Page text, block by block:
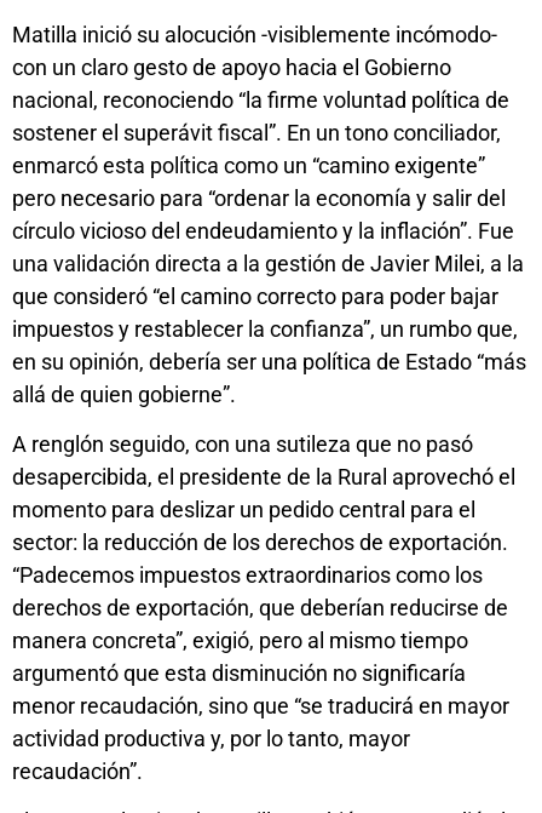
Matilla inició su alocución -visiblemente incómodo-
con un claro gesto de apoyo hacia el Gobierno
nacional, reconociendo “la firme voluntad política de
sostener el superávit fiscal”. En un tono conciliador,
enmarcó esta política como un “camino exigente”
pero necesario para “ordenar la economía y salir del
círculo vicioso del endeudamiento y la inflación”. Fue
una validación directa a la gestión de Javier Milei, a la
que consideró “el camino correcto para poder bajar
impuestos y restablecer la confianza”, un rumbo que,
en su opinión, debería ser una política de Estado “más
allá de quien gobierne”.
A renglón seguido, con una sutileza que no pasó
desapercibida, el presidente de la Rural aprovechó el
momento para deslizar un pedido central para el
sector: la reducción de los derechos de exportación.
“Padecemos impuestos extraordinarios como los
derechos de exportación, que deberían reducirse de
manera concreta”, exigió, pero al mismo tiempo
argumentó que esta disminución no significaría
menor recaudación, sino que “se traducirá en mayor
actividad productiva y, por lo tanto, mayor
recaudación”.